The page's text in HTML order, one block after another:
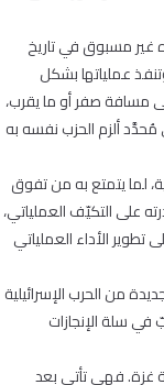
غير مسبوق في تاريخ
عملياتها بشكل
مسافة صفر أو ما يقرب،
ألزم الحزب نفسه به
لما يتمتع به من تفوق
على التكيّف العملياتي،
الأداء العملياتي
من الحرب الإسرائيلية
سلة الإنجازات
غزة. فهي تأتي بعد